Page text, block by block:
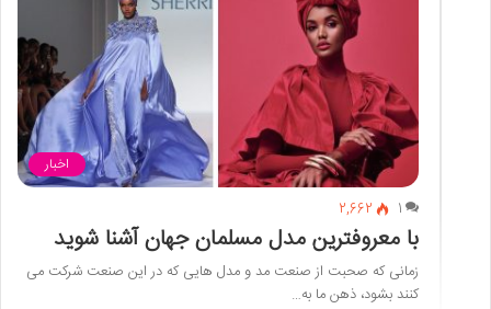
اخبار
1
2,662
با معروفترین مدل مسلمان جهان آشنا شوید
زمانی که صحبت از صنعت مد و مدل هایی که در این صنعت شرکت می
کنند بشود، ذهن ما به…